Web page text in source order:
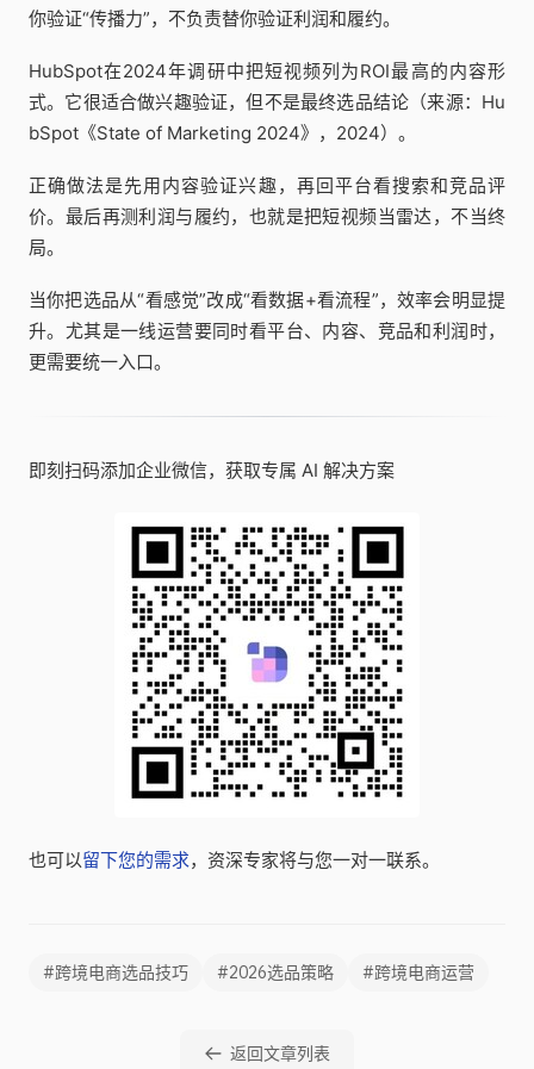
你验证“传播力”，不负责替你验证利润和履约。
HubSpot在2024年调研中把短视频列为ROI最高的内容形
式。它很适合做兴趣验证，但不是最终选品结论（来源：Hu
bSpot《State of Marketing 2024》，2024）。
正确做法是先用内容验证兴趣，再回平台看搜索和竞品评
价。最后再测利润与履约，也就是把短视频当雷达，不当终
局。
当你把选品从“看感觉”改成“看数据+看流程”，效率会明显提
升。尤其是一线运营要同时看平台、内容、竞品和利润时，
更需要统一入口。
即刻扫码添加企业微信，获取专属 AI 解决方案
也可以留下您的需求，资深专家将与您一对一联系。
#跨境电商选品技巧 #2026选品策略 #跨境电商运营
返回文章列表